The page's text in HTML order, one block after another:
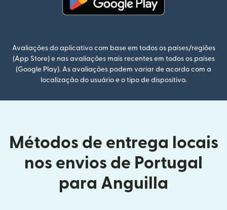
Avaliações do aplicativo com base em todos os países/regiões
(App Store) e nas avaliações mais recentes em todos os países
(Google Play). As avaliações podem variar de acordo com a
localização do usuário e o tipo de dispositivo.
Métodos de entrega locais
nos envios de Portugal
para Anguilla